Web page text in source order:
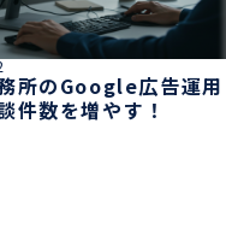
所のGoogle広告運用
件数を増やす！